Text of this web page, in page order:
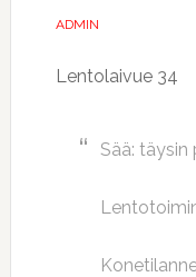
ADMIN
Lentolaivue 34
Sää: täysin